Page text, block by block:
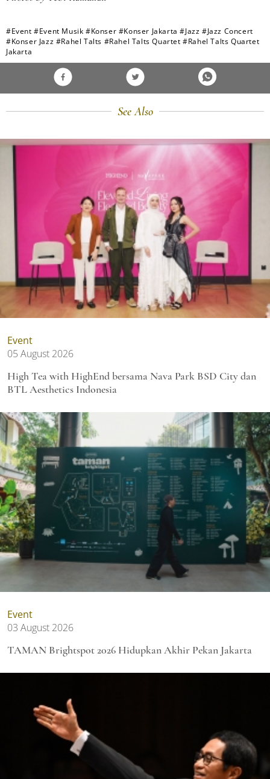
#Event #Event Musik #Konser #Konser Jakarta #Jazz #Jazz Concert
#Konser Jazz #Rahel Talts #Rahel Talts Quartet #Rahel Talts Quartet
Jakarta
See Also
Event
05 August 2026
High Tea with HighEnd bersama Nava Park BSD City dan
BTL Aesthetics Indonesia
Event
03 August 2026
TAMAN Brightspot 2026 Hidupkan Akhir Pekan Jakarta